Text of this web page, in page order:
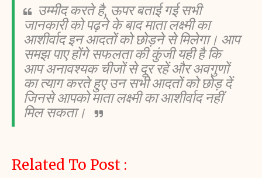
उम्मीद करते है, ऊपर बताई गई सभी
जानकारी को पढ़ने के बाद माता लक्ष्मी का
आशीर्वाद इन आदतों को छोड़ने से मिलेगा। आप
समझ पाए होंगे सफलता की कुंजी यही है कि
आप अनावश्यक चीजों से दूर रहें और अवगुणों
का त्याग करते हुए उन सभी आदतों को छोड़ दें
जिनसे आपको माता लक्ष्मी का आशीर्वाद नहीं
मिल सकता।
Related To Post :